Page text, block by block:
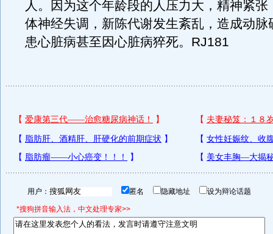
人。因为这个年龄段的人压力大，精神紧张
体神经失调，新陈代谢发生紊乱，造成动脉
患心脏病甚至因心脏病猝死。RJ181
用户： 匿名 隐藏地址 设为辩论话题
*搜狗拼音输入法，中文处理专家>>